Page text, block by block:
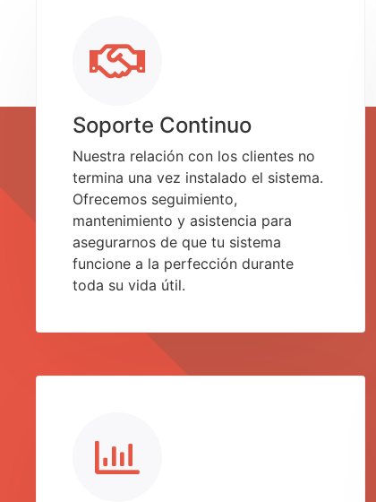
Soporte Continuo
Nuestra relación con los clientes no
termina una vez instalado el sistema.
Ofrecemos seguimiento,
mantenimiento y asistencia para
asegurarnos de que tu sistema
funcione a la perfección durante
toda su vida útil.